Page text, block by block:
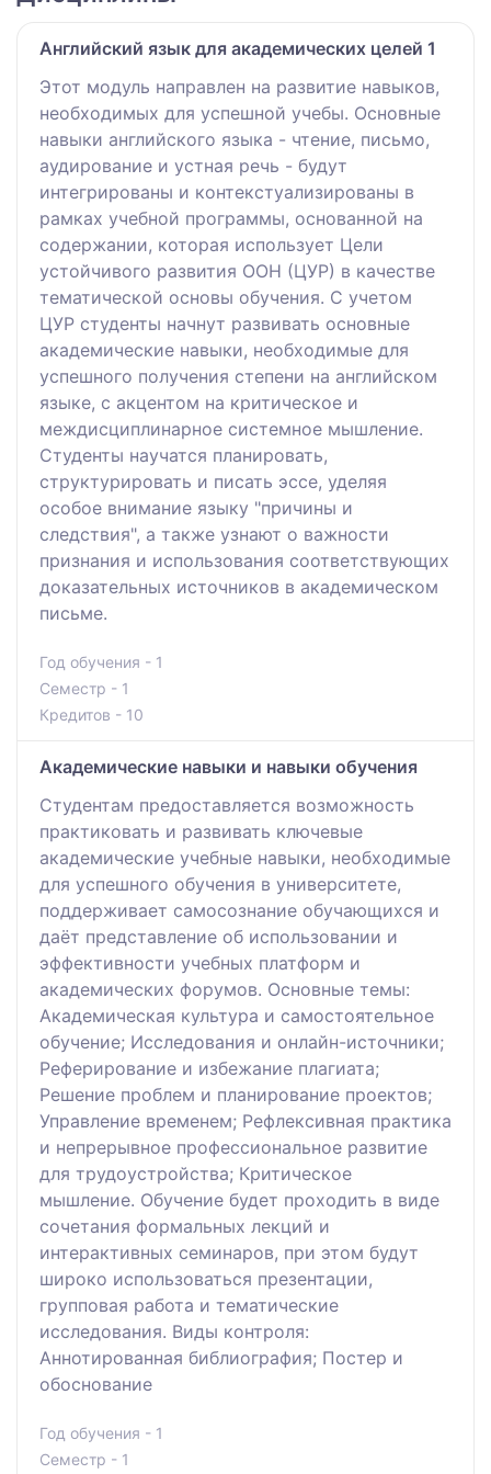
Английский язык для академических целей 1
Этот модуль направлен на развитие навыков,
необходимых для успешной учебы. Основные
навыки английского языка - чтение, письмо,
аудирование и устная речь - будут
интегрированы и контекстуализированы в
рамках учебной программы, основанной на
содержании, которая использует Цели
устойчивого развития ООН (ЦУР) в качестве
тематической основы обучения. С учетом
ЦУР студенты начнут развивать основные
академические навыки, необходимые для
успешного получения степени на английском
языке, с акцентом на критическое и
междисциплинарное системное мышление.
Студенты научатся планировать,
структурировать и писать эссе, уделяя
особое внимание языку "причины и
следствия", а также узнают о важности
признания и использования соответствующих
доказательных источников в академическом
письме.
Год обучения - 1
Семестр - 1
Кредитов - 10
Академические навыки и навыки обучения
Студентам предоставляется возможность
практиковать и развивать ключевые
академические учебные навыки, необходимые
для успешного обучения в университете,
поддерживает самосознание обучающихся и
даёт представление об использовании и
эффективности учебных платформ и
академических форумов. Основные темы:
Академическая культура и самостоятельное
обучение; Исследования и онлайн-источники;
Реферирование и избежание плагиата;
Решение проблем и планирование проектов;
Управление временем; Рефлексивная практика
и непрерывное профессиональное развитие
для трудоустройства; Критическое
мышление. Обучение будет проходить в виде
сочетания формальных лекций и
интерактивных семинаров, при этом будут
широко использоваться презентации,
групповая работа и тематические
исследования. Виды контроля:
Аннотированная библиография; Постер и
обоснование
Год обучения - 1
Семестр - 1